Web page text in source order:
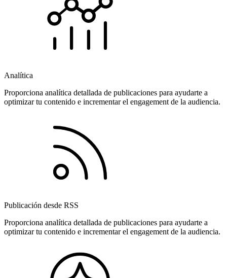
Analítica
Proporciona analítica detallada de publicaciones para ayudarte a
optimizar tu contenido e incrementar el engagement de la audiencia.
Publicación desde RSS
Proporciona analítica detallada de publicaciones para ayudarte a
optimizar tu contenido e incrementar el engagement de la audiencia.